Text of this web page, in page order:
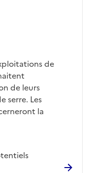
de
de leurs
serre. Les
la